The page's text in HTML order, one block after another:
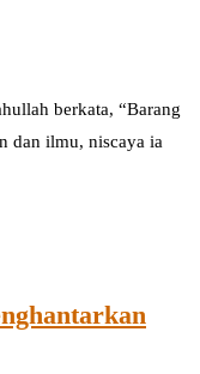
berkata, “Barang
dan ilmu, niscaya ia